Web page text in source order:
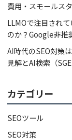
費用・スモールス
LLMOで注目され
のか？Google非推
AI時代のSEO対策
見解とAI検索（
カテゴリー
SEOツール
SEO対策